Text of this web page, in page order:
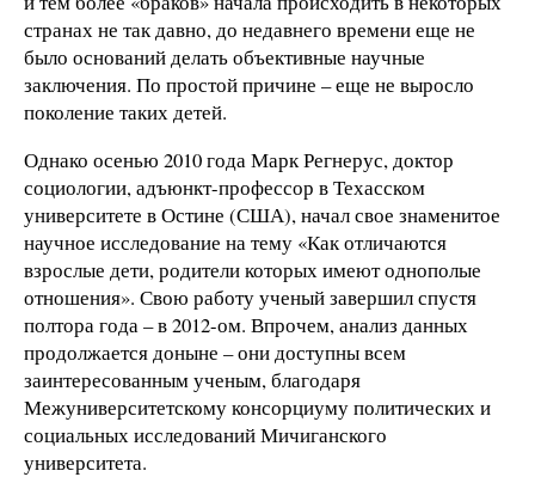
странах не так давно, до недавнего времени еще не
было оснований делать объективные научные
заключения. По простой причине – еще не выросло
поколение таких детей.
Однако осенью 2010 года Марк Регнерус, доктор
социологии, адъюнкт-профессор в Техасском
университете в Остине (США), начал свое знаменитое
научное исследование на тему «Как отличаются
взрослые дети, родители которых имеют однополые
отношения». Свою работу ученый завершил спустя
полтора года – в 2012-ом. Впрочем, анализ данных
продолжается доныне – они доступны всем
заинтересованным ученым, благодаря
Межуниверситетскому консорциуму политических и
социальных исследований Мичиганского
университета.